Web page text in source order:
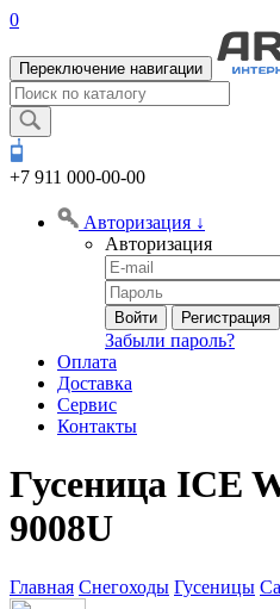
0
Переключение навигации
+7 911 000-00-00
Авторизация ↓
Авторизация
Войти Регистрация
Забыли пароль?
Оплата
Доставка
Сервис
Контакты
Гусеница ICE
9008U
Главная Снегоходы Гусеницы